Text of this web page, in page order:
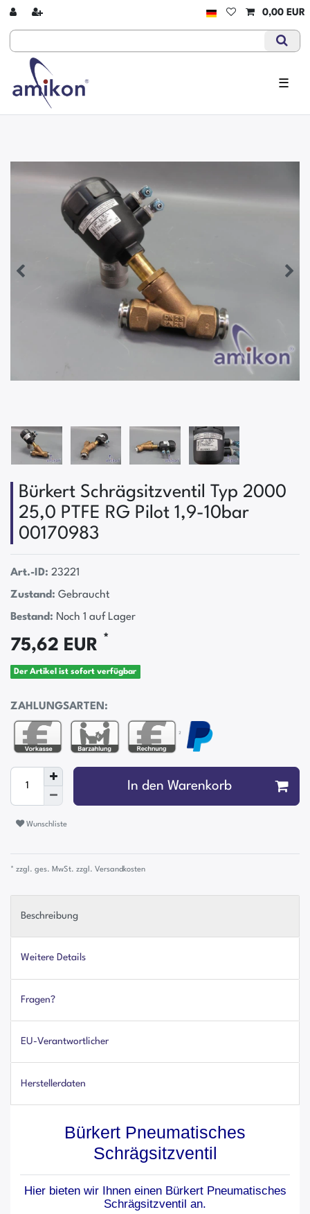
0,00 EUR
☰
Bürkert Schrägsitzventil Typ 2000
25,0 PTFE RG Pilot 1,9-10bar
00170983
Art.-ID: 23221
Zustand: Gebraucht
Bestand: Noch 1 auf Lager
75,62 EUR *
Der Artikel ist sofort verfügbar
ZAHLUNGSARTEN:
²
In den Warenkorb
Wunschliste
* zzgl. ges. MwSt. zzgl. Versandkosten
Beschreibung
Weitere Details
Fragen?
EU-Verantwortlicher
Herstellerdaten
Bürkert Pneumatisches
Schrägsitzventil
Hier bieten wir Ihnen einenBürkert Pneumatisches
Schrägsitzventil an.